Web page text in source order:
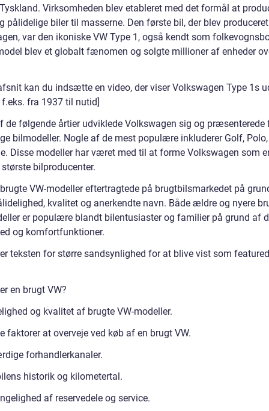
Virksomheden blev etableret med det formål at
pålidelige biler til masserne. Den første bil, der blev
var den ikoniske VW Type 1, også kendt som
blev et globalt fænomen og solgte millioner af enheder
kan du indsætte en video, der viser Volkswagen Type 1s
f.eks. fra 1937 til nutid]
de følgende årtier udviklede Volkswagen sig og præsenterede
bilmodeller. Nogle af de mest populære inkluderer Golf,
Disse modeller har været med til at forme Volkswagen som
bilproducenter.
VW-modeller eftertragtede på brugtbilsmarkedet på
kvalitet og anerkendte navn. Både ældre og nyere
er populære blandt bilentusiaster og familier på grund af
og komfortfunktioner.
teksten for større sandsynlighed for at blive vist som featured
en brugt VW?
og kvalitet af brugte VW-modeller.
faktorer at overveje ved køb af en brugt VW.
forhandlerkanaler.
historik og kilometertal.
af reservedele og service.